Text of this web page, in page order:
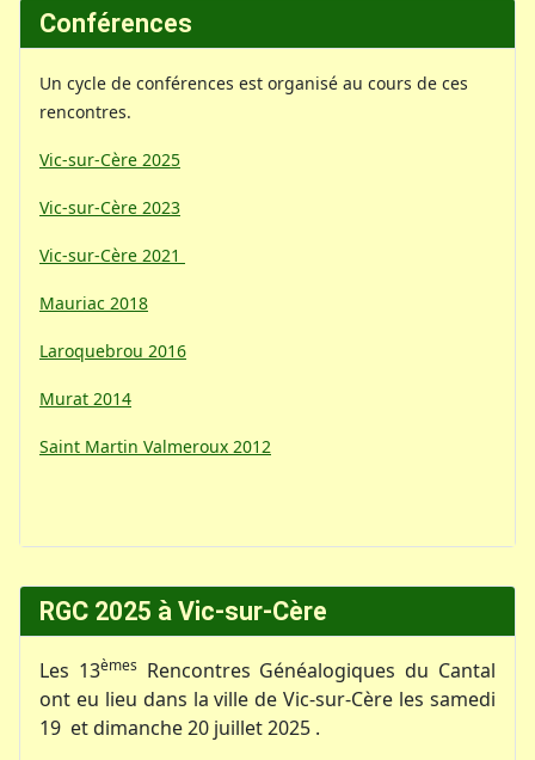
RGC 2025 à Vic-sur-Cère
Les 13èmes Rencontres Généalogiques du Cantal
ont eu lieu dans la ville de Vic-sur-Cère les samedi
19 et dimanche 20 juillet 2025 .
Conférences
Un cycle de conférences est organisé au cours de ces
rencontres.
Vic-sur-Cère 2025
Vic-sur-Cère 2023
Vic-sur-Cère 2021
Mauriac 2018
Laroquebrou 2016
Murat 2014
Saint Martin Valmeroux 2012